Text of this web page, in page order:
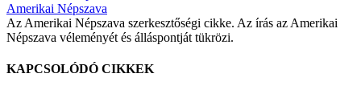
Amerikai Népszava
Az Amerikai Népszava szerkesztőségi cikke. Az írás az Amerikai
Népszava véleményét és álláspontját tükrözi.
KAPCSOLÓDÓ CIKKEK